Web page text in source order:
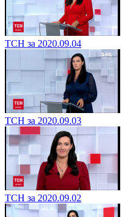
ТСН за 2020.09.04
ТСН за 2020.09.03
ТСН за 2020.09.02